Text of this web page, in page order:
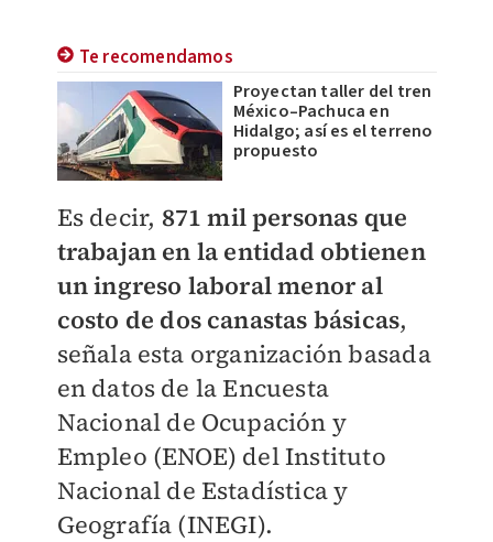
Te recomendamos
Proyectan taller del tren
México–Pachuca en
Hidalgo; así es el terreno
propuesto
Es decir, 871 mil personas que
trabajan en la entidad obtienen
un ingreso laboral menor al
costo de dos canastas básicas,
señala esta organización basada
en datos de la Encuesta
Nacional de Ocupación y
Empleo (ENOE) del Instituto
Nacional de Estadística y
Geografía (INEGI).